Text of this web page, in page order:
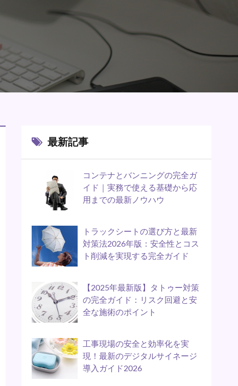
最新記事
コンテナとバンニングの完全ガ
イド｜実務で使える基礎から応
用までの最新ノウハウ
トラックシートの選び方と最新
対策法2026年版：安全性とコス
ト削減を実現する完全ガイド
【2025年最新版】タトゥー対策
の完全ガイド：リスク回避と安
全な施術のポイント
工事現場の安全と効率化を実
現！最新のデジタルサイネージ
導入ガイド2026